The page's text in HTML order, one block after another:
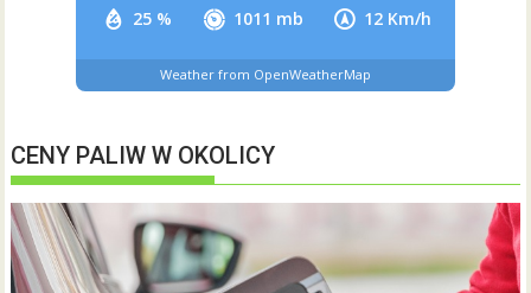
25 % 1011 mb 12 Km/h
Weather from OpenWeatherMap
CENY PALIW W OKOLICY